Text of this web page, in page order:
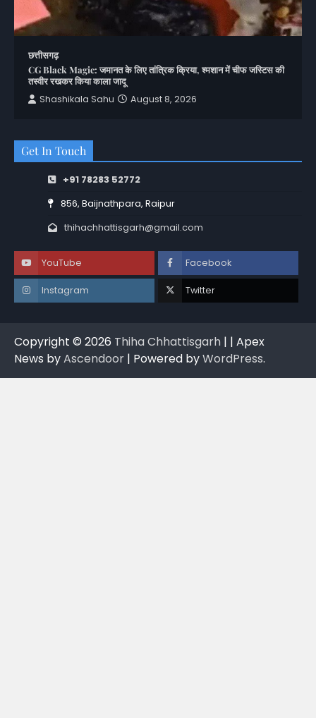
छत्तीसगढ़
CG Black Magic: जमानत के लिए तांत्रिक क्रिया, श्मशान में चीफ जस्टिस की
तस्वीर रखकर किया काला जादू
Shashikala Sahu
August 8, 2026
Get In Touch
+91 78283 52772
856, Baijnathpara, Raipur
thihachhattisgarh@gmail.com
YouTube Facebook
Instagram Twitter
Copyright © 2026 Thiha Chhattisgarh | | Apex
News byAscendoor | Powered byWordPress.